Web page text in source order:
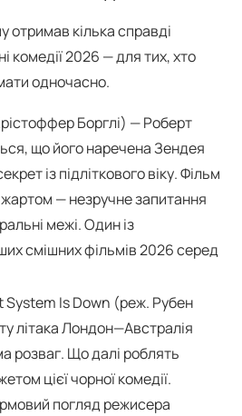
отримав кілька справді
комедії 2026 — для тих, хто
одночасно.
Борглі) — Роберт
що його наречена Зендея
із підліткового віку. Фільм
— незручне запитання
межі. Один із
смішних фільмів 2026 серед
Is Down (реж. Рубен
літака Лондон—Австралія
розваг. Що далі роблять
цієї чорної комедії.
погляд режисера